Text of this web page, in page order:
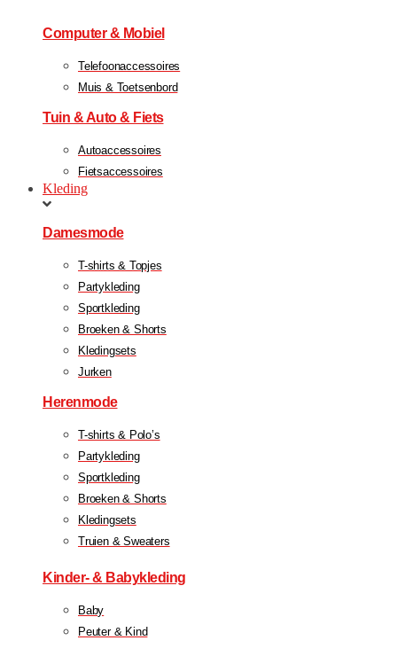
Computer & Mobiel
Telefoonaccessoires
Muis & Toetsenbord
Tuin & Auto & Fiets
Autoaccessoires
Fietsaccessoires
Kleding
Damesmode
T-shirts & Topjes
Partykleding
Sportkleding
Broeken & Shorts
Kledingsets
Jurken
Herenmode
T-shirts & Polo’s
Partykleding
Sportkleding
Broeken & Shorts
Kledingsets
Truien & Sweaters
Kinder- & Babykleding
Baby
Peuter & Kind